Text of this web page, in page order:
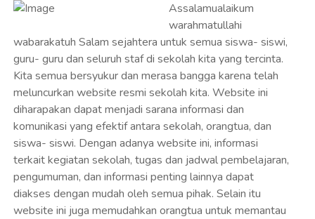
Assalamualaikum
warahmatullahi
wabarakatuh Salam sejahtera untuk semua siswa- siswi,
guru- guru dan seluruh staf di sekolah kita yang tercinta.
Kita semua bersyukur dan merasa bangga karena telah
meluncurkan website resmi sekolah kita. Website ini
diharapakan dapat menjadi sarana informasi dan
komunikasi yang efektif antara sekolah, orangtua, dan
siswa- siswi. Dengan adanya website ini, informasi
terkait kegiatan sekolah, tugas dan jadwal pembelajaran,
pengumuman, dan informasi penting lainnya dapat
diakses dengan mudah oleh semua pihak. Selain itu
website ini juga memudahkan orangtua untuk memantau